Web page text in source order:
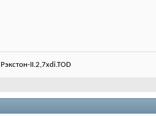
Рэкстон-II.2,7xdi.TOD